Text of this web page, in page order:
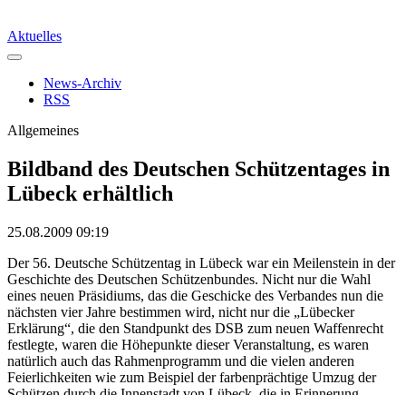
Aktuelles
News-Archiv
RSS
Allgemeines
Bildband des Deutschen Schützentages in
Lübeck erhältlich
25.08.2009 09:19
Der 56. Deutsche Schützentag in Lübeck war ein Meilenstein in der
Geschichte des Deutschen Schützenbundes. Nicht nur die Wahl
eines neuen Präsidiums, das die Geschicke des Verbandes nun die
nächsten vier Jahre bestimmen wird, nicht nur die „Lübecker
Erklärung“, die den Standpunkt des DSB zum neuen Waffenrecht
festlegte, waren die Höhepunkte dieser Veranstaltung, es waren
natürlich auch das Rahmenprogramm und die vielen anderen
Feierlichkeiten wie zum Beispiel der farbenprächtige Umzug der